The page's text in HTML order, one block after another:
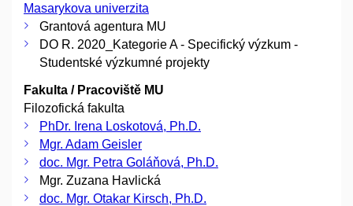
Masarykova univerzita
Grantová agentura MU
DO R. 2020_Kategorie A - Specifický výzkum -
Studentské výzkumné projekty
Fakulta / Pracoviště MU
Filozofická fakulta
PhDr. Irena Loskotová, Ph.D.
Mgr. Adam Geisler
doc. Mgr. Petra Goláňová, Ph.D.
Mgr. Zuzana Havlická
doc. Mgr. Otakar Kirsch, Ph.D.